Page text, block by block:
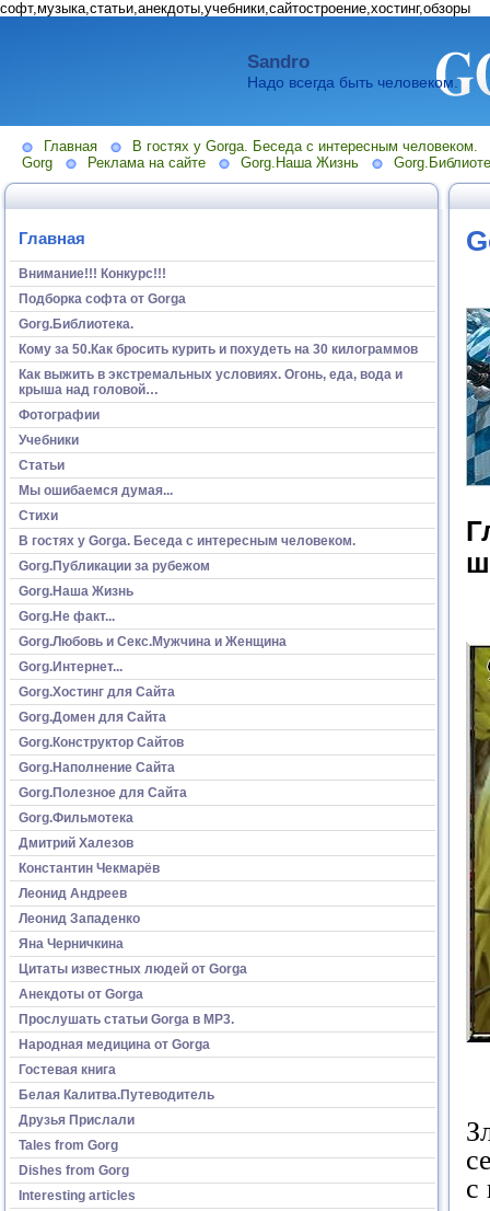
софт,музыка,статьи,анекдоты,учебники,сайтостроение,хостинг,обзоры
Sandro
Надо всегда быть человеком.
Главная
В гостях у Gorga. Беседа с интересным человеком.
Gorg
Реклама на сайте Gorg.Наша Жизнь
Главная
Внимание!!! Конкурс!!!
Подборка софта от Gorga
Gorg.Библиотека.
Кому за 50.Как бросить курить и похудеть на 30 килограммов
Как выжить в экстремальных условиях. Огонь, еда, вода и
крыша над головой…
Фотографии
Учебники
Статьи
Мы ошибаемся думая...
Стихи
В гостях у Gorga. Беседа с интересным человеком.
Gorg.Публикации за рубежом
Gorg.Наша Жизнь
Gorg.Не факт...
Gorg.Любовь и Секс.Мужчина и Женщина
Gorg.Интернет...
Gorg.Хостинг для Сайта
Gorg.Домен для Сайта
Gorg.Конструктор Сайтов
Gorg.Наполнение Сайта
Gorg.Полезное для Сайта
Gorg.Фильмотека
Дмитрий Халезов
Константин Чекмарёв
Леонид Андреев
Леонид Западенко
Яна Черничкина
Цитаты известных людей от Gorga
Анекдоты от Gorga
Прослушать статьи Gorga в МР3.
Народная медицина от Gorga
Гостевая книга
Белая Калитва.Путеводитель
Друзья Прислали
Tales from Gorg
Dishes from Gorg
Interesting articles
с